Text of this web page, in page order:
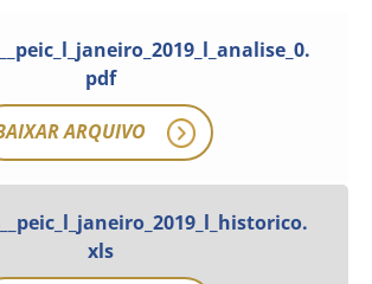
pdf
ARQUIVO
xls